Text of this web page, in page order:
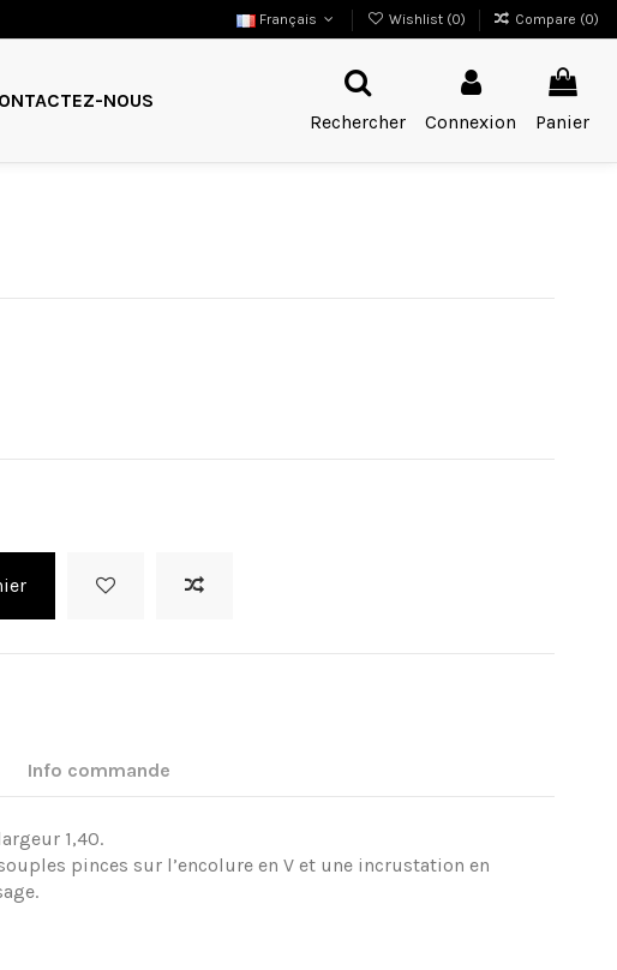
Français Wishlist (0) Compare (0)
NOUS
Rechercher
Connexion Panier
Info commande
1,40.
pinces sur l’encolure en V et une incrustation en